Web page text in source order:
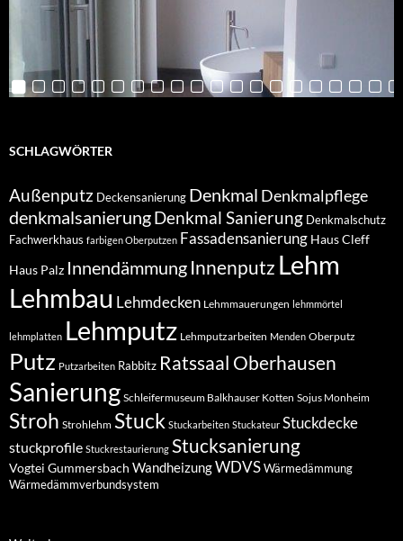
SCHLAGWÖRTER
Außenputz Deckensanierung Denkmal Denkmalpflege
denkmalsanierungDenkmal Sanierung Denkmalschutz
Fachwerkhaus farbigen Oberputzen Fassadensanierung Haus Cleff
Haus Palz Innendämmung Innenputz Lehm
Lehmbau Lehmdecken Lehmmauerungen lehmmörtel
lehmplatten Lehmputz Lehmputzarbeiten Menden Oberputz
Putz Putzarbeiten Rabbitz Ratssaal Oberhausen
Sanierung Schleifermuseum Balkhauser Kotten Sojus Monheim
Stroh Strohlehm Stuck Stuckarbeiten Stuckateur Stuckdecke
stuckprofile Stuckrestaurierung Stucksanierung
Vogtei Gummersbach WandheizungWDVSWärmedämmung
Wärmedämmverbundsystem